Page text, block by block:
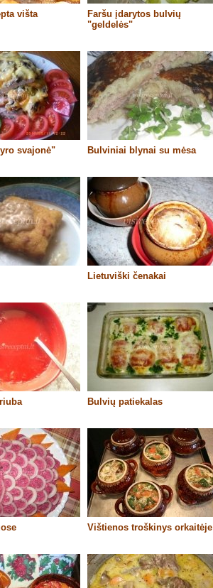
višta
Faršu įdarytos bulvių
"geldelės"
svajonė" Bulviniai blynai su mėsa
Lietuviški čenakai
Bulvių patiekalas
Vištienos troškinys orkaitėje